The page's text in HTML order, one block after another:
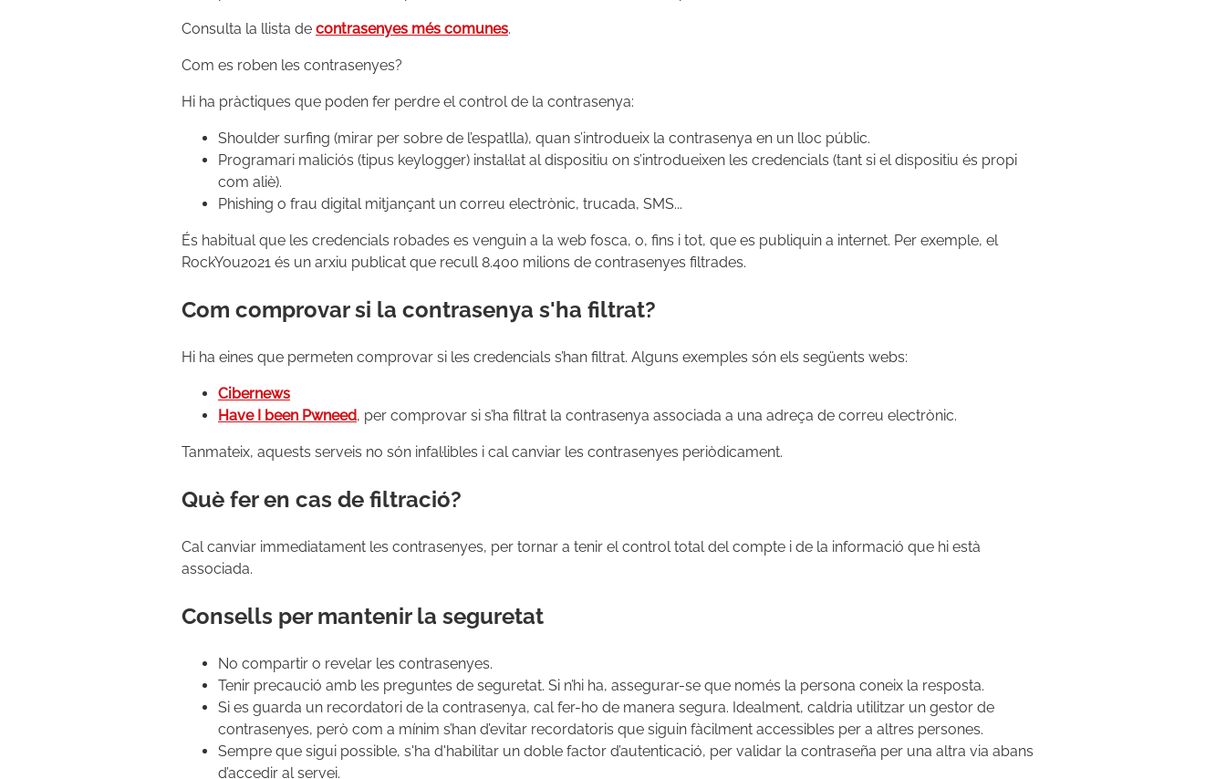
Consulta la llista de contrasenyes més comunes.
Com es roben les contrasenyes?
Hi ha pràctiques que poden fer perdre el control de la contrasenya:
Shoulder surfing (mirar per sobre de l’espatlla), quan s’introdueix la contrasenya en un lloc públic.
Programari maliciós (tipus keylogger) instal·lat al dispositiu on s’introdueixen les credencials (tant si el dispositiu és propi
com aliè).
Phishing o frau digital mitjançant un correu electrònic, trucada, SMS...
És habitual que les credencials robades es venguin a la web fosca, o, fins i tot, que es publiquin a internet. Per exemple, el
RockYou2021 és un arxiu publicat que recull 8.400 milions de contrasenyes filtrades.
Com comprovar si la contrasenya s'ha filtrat?
Hi ha eines que permeten comprovar si les credencials s’han filtrat. Alguns exemples són els següents webs:
Cibernews
Have I been Pwneed, per comprovar si s’ha filtrat la contrasenya associada a una adreça de correu electrònic.
Tanmateix, aquests serveis no són infal·libles i cal canviar les contrasenyes periòdicament.
Què fer en cas de filtració?
Cal canviar immediatament les contrasenyes, per tornar a tenir el control total del compte i de la informació que hi està
associada.
Consells per mantenir la seguretat
No compartir o revelar les contrasenyes.
Tenir precaució amb les preguntes de seguretat. Si n’hi ha, assegurar-se que només la persona coneix la resposta.
Si es guarda un recordatori de la contrasenya, cal fer-ho de manera segura. Idealment, caldria utilitzar un gestor de
contrasenyes, però com a mínim s’han d’evitar recordatoris que siguin fàcilment accessibles per a altres persones.
Sempre que sigui possible, s'ha d'habilitar un doble factor d’autenticació, per validar la contraseña per una altra via abans
d’accedir al servei.